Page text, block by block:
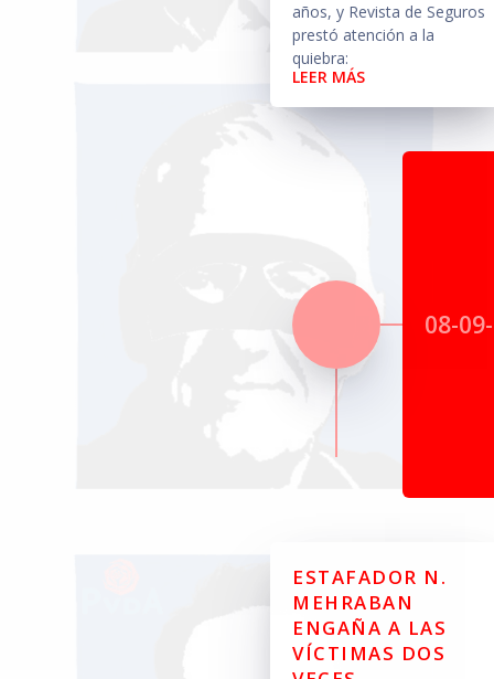
años, y Revista de Seguros
prestó atención a la
quiebra:
LEER MÁS
08-
ESTAFADOR N.
MEHRABAN
ENGAÑA A LAS
VÍCTIMAS DOS